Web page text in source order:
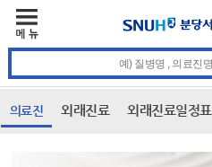
의료진 외래진료 외래진료일정표